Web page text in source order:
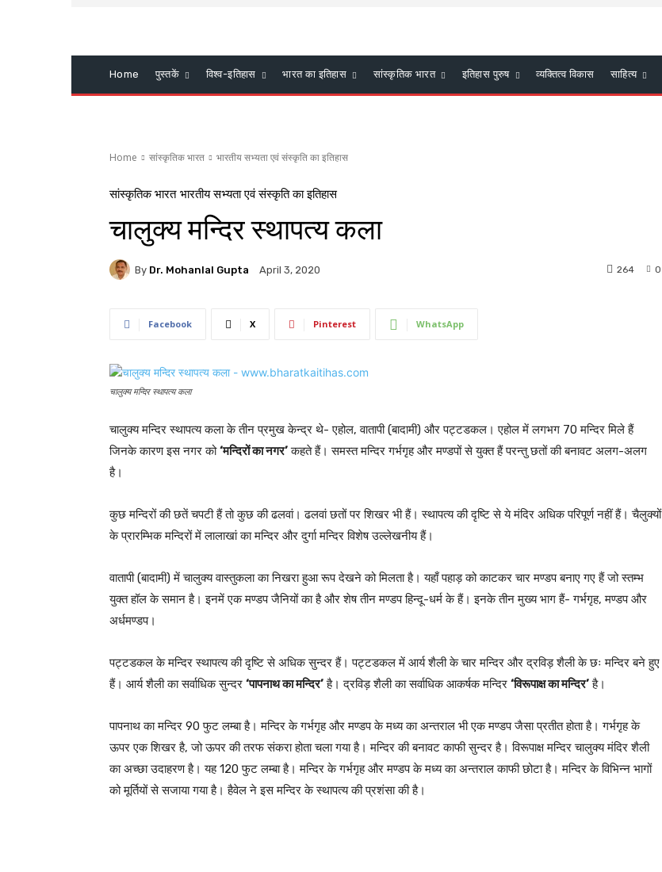
Home पुस्तकें विश्व-इतिहास भारत का इतिहास सांस्कृतिक भारत इतिहास पुरुष व्यक्तित्व विकास साहित्य
Home सांस्कृतिक भारत भारतीय सभ्यता एवं संस्कृति का इतिहास
सांस्कृतिक भारत भारतीय सभ्यता एवं संस्कृति का इतिहास
चालुक्य मन्दिर स्थापत्य कला
By Dr. Mohanlal Gupta April 3, 2020 0
264
Facebook X Pinterest WhatsApp
चालुक्य मन्दिर स्थापत्य कला
चालुक्य मन्दिर स्थापत्य कला के तीन प्रमुख केन्द्र थे- एहोल, वातापी (बादामी) और पट्टडकल। एहोल में लगभग 70 मन्दिर मिले हैं
जिनके कारण इस नगर को‘मन्दिरों का नगर’कहते हैं। समस्त मन्दिर गर्भगृह और मण्डपों से युक्त हैं परन्तु छतों की बनावट अलग-अलग
है।
कुछ मन्दिरों की छतें चपटी हैं तो कुछ की ढलवां। ढलवां छतों पर शिखर भी हैं। स्थापत्य की दृष्टि से ये मंदिर अधिक परिपूर्ण नहीं हैं। चैलुक्यों
के प्रारम्भिक मन्दिरों में लालाखां का मन्दिर और दुर्गा मन्दिर विशेष उल्लेखनीय हैं।
वातापी (बादामी) में चालुक्य वास्तुकला का निखरा हुआ रूप देखने को मिलता है। यहाँ पहाड़ को काटकर चार मण्डप बनाए गए हैं जो स्तम्भ
युक्त हॉल के समान है। इनमें एक मण्डप जैनियों का है और शेष तीन मण्डप हिन्दू-धर्म के हैं। इनके तीन मुख्य भाग हैं- गर्भगृह, मण्डप और
अर्धमण्डप।
पट्टडकल के मन्दिर स्थापत्य की दृष्टि से अधिक सुन्दर हैं। पट्टडकल में आर्य शैली के चार मन्दिर और द्रविड़ शैली के छः मन्दिर बने हुए
हैं। आर्य शैली का सर्वाधिक सुन्दर ‘पापनाथ का मन्दिर’है। द्रविड़ शैली का सर्वाधिक आकर्षक मन्दिर ‘विरूपाक्ष का मन्दिर’है।
पापनाथ का मन्दिर 90 फुट लम्बा है। मन्दिर के गर्भगृह और मण्डप के मध्य का अन्तराल भी एक मण्डप जैसा प्रतीत होता है। गर्भगृह के
ऊपर एक शिखर है, जो ऊपर की तरफ संकरा होता चला गया है। मन्दिर की बनावट काफी सुन्दर है। विरूपाक्ष मन्दिर चालुक्य मंदिर शैली
का अच्छा उदाहरण है। यह 120 फुट लम्बा है। मन्दिर के गर्भगृह और मण्डप के मध्य का अन्तराल काफी छोटा है। मन्दिर के विभिन्न भागों
को मूर्तियों से सजाया गया है। हैवेल ने इस मन्दिर के स्थापत्य की प्रशंसा की है।